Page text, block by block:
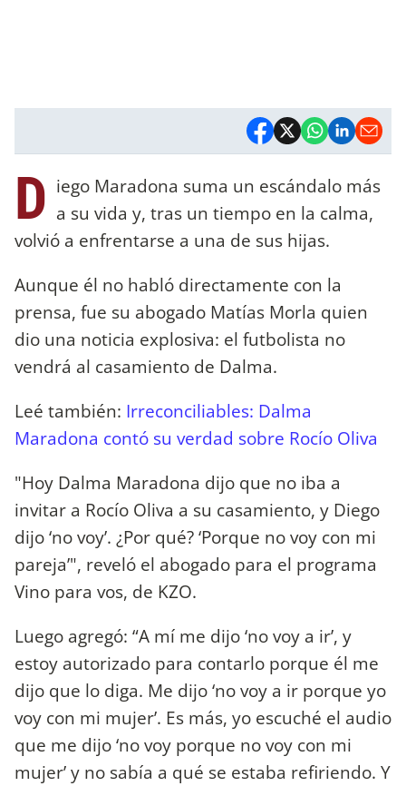
D iego Maradona suma un escándalo más
a su vida y, tras un tiempo en la calma,
volvió a enfrentarse a una de sus hijas.
Aunque él no habló directamente con la
prensa, fue su abogado Matías Morla quien
dio una noticia explosiva: el futbolista no
vendrá al casamiento de Dalma.
Leé también: Irreconciliables: Dalma
Maradona contó su verdad sobre Rocío Oliva
"Hoy Dalma Maradona dijo que no iba a
invitar a Rocío Oliva a su casamiento, y Diego
dijo ‘no voy’. ¿Por qué? ‘Porque no voy con mi
pareja’", reveló el abogado para el programa
Vino para vos, de KZO.
Luego agregó: “A mí me dijo ‘no voy a ir’, y
estoy autorizado para contarlo porque él me
dijo que lo diga. Me dijo ‘no voy a ir porque yo
voy con mi mujer’. Es más, yo escuché el audio
que me dijo ‘no voy porque no voy con mi
mujer’ y no sabía a qué se estaba refiriendo. Y